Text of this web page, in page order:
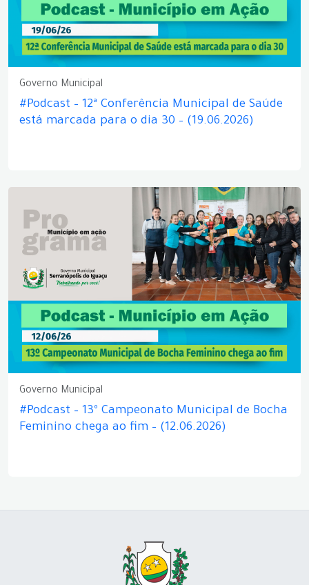
Governo Municipal
#Podcast – 12ª Conferência Municipal de Saúde
está marcada para o dia 30 – (19.06.2026)
Governo Municipal
#Podcast – 13º Campeonato Municipal de Bocha
Feminino chega ao fim – (12.06.2026)